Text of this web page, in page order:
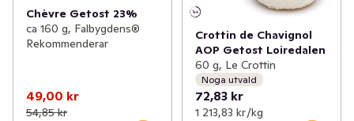
Chèvre Getost 23%
ca 160 g, Falbygdens®
Rekommenderar
49,00 kr
54,85 kr
Crottin de Chavignol
AOP Getost Loiredalen
60 g, Le Crottin
Noga utvald
72,83 kr
1 213,83 kr /kg